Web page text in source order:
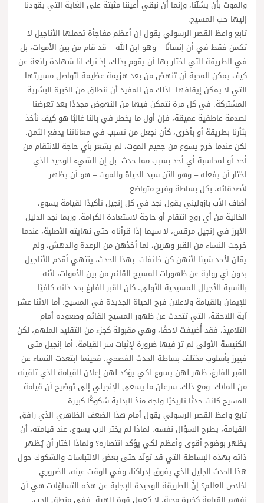
والموت بأن يشلّنا، وإنما أن نبقي أعيننا مثبتة على الغاية التي يقودنا
إليها حب المسيح.
تابع واعظ القصر الرسولي يقول إن أعظم مفاجأة تحملها الأناجيل لا
تكمن فقط في أن إنسانًا – وهو ابن الله – قد قام من بين الأموات، بل
في الطريقة التي اختار بها أن يقوم بذلك، إذ ترك لنا شهادة رائعة عن
كيف يمكن للمحبة أن تنهض من بعد هزيمة عظيمة لتواصل مسيرتها
التي لا يمكن إيقافها. لذلك من المفيد أن ننطلق من الخبرة البشرية
المشتركة. في كل مرة نتمكن فيها من النهوض مجددًا بعد تعرضنا
لصدمة عاطفية عميقة، فإن أول ما يخطر في بالنا غالبًا هو كيف نأخذ
بثأرنا بطريقة أو بأخرى، كأن نجعل من تسبب في معاناتنا يدفع الثمن.
لكن عندما خرج يسوع من جحيم الموت، لم يشعر بأي حاجة للانتقام من
أحد أو لمحاسبة أي أحد بسبب مما حدث. بل إن الشيء الوحيد الذي
اختار أن يفعله – وهو الآن سيد الحياة والموت – هو أن يظهر
لأصدقائه، بكل بساطة وفرح متواضع.
أضاف الأب بازوليني يقول نجد في كل إنجيل تأكيدًا لقيامة يسوع،
الخالية من أي روح انتقام أو حاجة لاستعادة الكرامة. وربما نجد الدليل
الأبرز في إنجيل مرقس، لا سيما إذا قرأناه حتى نهايته الأصلية، عندما
خرجت النساء من القبر وهربن، لما أخذهن من الرعدة والدهش، ولم
يقلن لأحد شيئا لأنهن كن خائفات. بهذا الحدث، ينتهي أقدم الأناجيل
بدون أي رواية عن ظهورات المسيح القائم من بين الأموات، لأنه
بالنسبة للأجيال المسيحية الأولى، كان القبر الفارغ بحد ذاته كافيًا
للإيمان بالقيامة ولإعلان فرح الحياة الجديدة في المسيح. أما الاثنا عشر
آية اللاحقة، التي تتحدث عن ظهور المسيح القائم وصعوده أمام
التلاميذ، فقد أُضيفت لاحقًا، وهي مقبولة كجزء من التقليد الملهم، لكن
الكنيسة الأولى لم ترَ فيها ضرورة لإثبات سر القيامة. أما إنجيل متى
فيبرز بأسلوب مختلف بساطة الحدث الفصحي. فحينما ابتعدت النساء عن
القبر الفارغ، ظهر لهن يسوع لكي يؤكد لهن إعلان القيامة الذي تلقينه
من الملاك. ومع ذلك، سرعان ما يسعى الإنجيلي إلى توضيح أن قيامة
المسيح كانت حدثًا تاريخيًا واجه منذ البداية شكوكًا كبيرة.
تابع واعظ القصر الرسولي يقول أمام هذا الضعف الظاهري الذي رافق
القيامة، يطرح السؤال نفسه: لماذا لم يختر الرب يسوع، عند قيامته، أن
يظهر بوضوح أقوى وأعظم لكي يؤكد انتصاره؟ ولماذا اختار أن يُظهر
ذاته بهذه البساطة التي قد تولّد حتى بعض الالتباسات والشكوك حول
هذا الحدث الجليل الذي يفوق إدراكنا، وفي الوقت عينه، الضروري
لخلاص العالم؟ إنَّ الطريقة الوحيدة للإجابة عن هذه التساؤلات هي أن
نفهم القيامة كخبرة محبة، لا كعمل قوة إلهية. ففي منطق الحب،